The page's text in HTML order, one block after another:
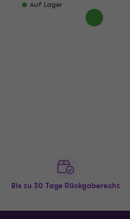
Auf Lager
Bis zu 30 Tage Rückgaberecht